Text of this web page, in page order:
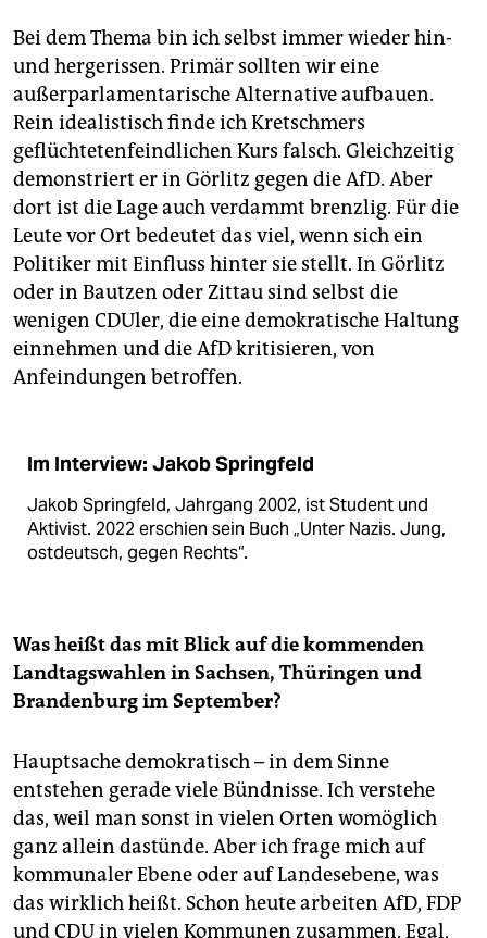
Bei dem Thema bin ich selbst immer wieder hin-
und hergerissen. Primär sollten wir eine
außerparlamentarische Alternative aufbauen.
Rein idealistisch finde ich Kretschmers
geflüchtetenfeindlichen Kurs falsch. Gleichzeitig
demonstriert er in Görlitz gegen die AfD. Aber
dort ist die Lage auch verdammt brenzlig. Für die
Leute vor Ort bedeutet das viel, wenn sich ein
Politiker mit Einfluss hinter sie stellt. In Görlitz
oder in Bautzen oder Zittau sind selbst die
wenigen CDUler, die eine demokratische Haltung
einnehmen und die AfD kritisieren, von
Anfeindungen betroffen.
Im Interview: Jakob Springfeld
Jakob Springfeld, Jahrgang 2002, ist Student und
Aktivist. 2022 erschien sein Buch „Unter Nazis. Jung,
ostdeutsch, gegen Rechts“.
Was heißt das mit Blick auf die kommenden
Landtagswahlen in Sachsen, Thüringen und
Brandenburg im September?
Hauptsache demokratisch – in dem Sinne
entstehen gerade viele Bündnisse. Ich verstehe
das, weil man sonst in vielen Orten womöglich
ganz allein dastünde. Aber ich frage mich auf
kommunaler Ebene oder auf Landesebene, was
das wirklich heißt. Schon heute arbeiten AfD, FDP
und CDU in vielen Kommunen zusammen. Egal,